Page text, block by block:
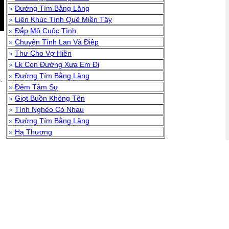
» Đường Tím Bằng Lăng
» Liên Khúc Tình Quê Miền Tây
» Đắp Mộ Cuộc Tình
» Chuyện Tình Lan Và Điệp
» Thư Cho Vợ Hiền
» Lk Con Đường Xưa Em Đi
» Đường Tím Bằng Lăng
» Đêm Tâm Sự
» Giọt Buồn Không Tên
» Tình Nghèo Có Nhau
» Đường Tím Bằng Lăng
» Hạ Thương